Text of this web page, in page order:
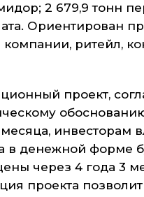
2 679,9 тонн
Ориентирован
компании, ритейл,
проект,
месяца, инвесторам
в денежной форме
через 4 года 3
проекта позволит